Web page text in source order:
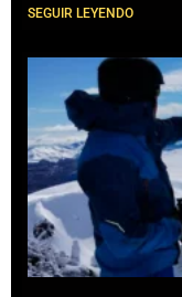
SEGUIR LEYENDO